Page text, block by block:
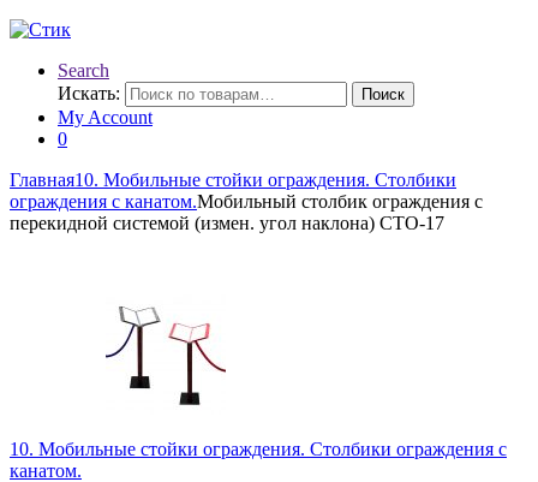
Search
Искать:
Поиск
My Account
0
Главная10. Мобильные стойки ограждения. Столбики
ограждения с канатом.Мобильный столбик ограждения с
перекидной системой (измен. угол наклона) СТО-17
10. Мобильные стойки ограждения. Столбики ограждения с
канатом.